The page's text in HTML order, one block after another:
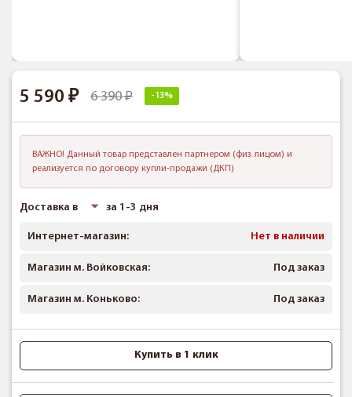
5 590 6 390 -13%
ВАЖНО! Данный товар представлен партнером (физ. лицом) и
реализуется по договору купли-продажи (ДКП)
Доставка в за 1-3 дня
Интернет-магазин: Нет в наличии
Магазин м. Войковская: Под заказ
Магазин м. Коньково: Под заказ
Купить в 1 клик